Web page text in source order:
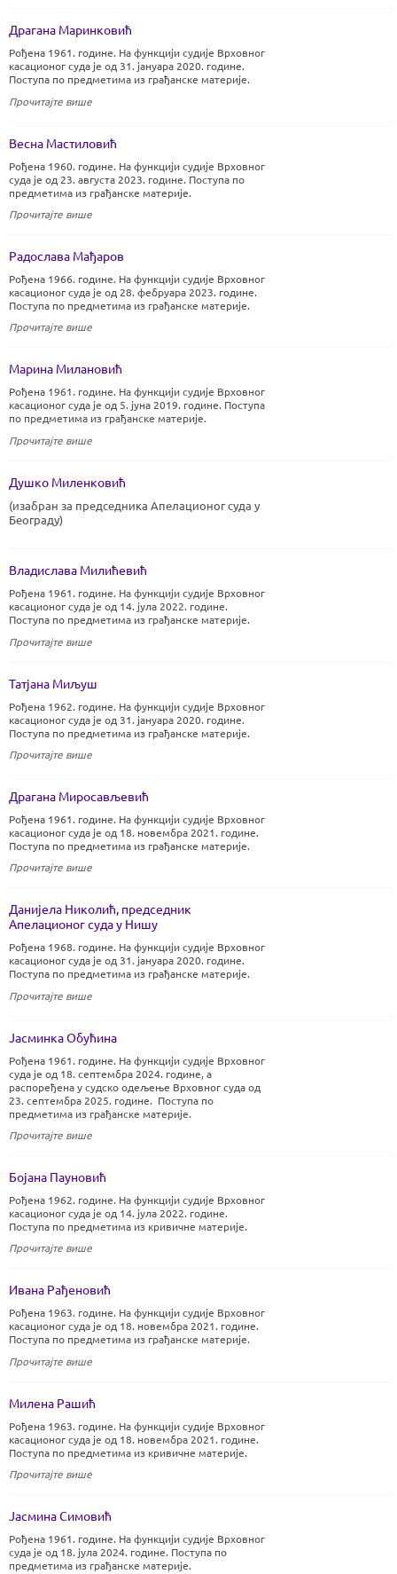
Драгана Маринковић
Рођена 1961. године. На функцији судије Врховног
касационог суда је од 31. јануара 2020. године.
Поступа по предметима из грађанске материје.
Прочитајте више
Весна Мастиловић
Рођена 1960. године. На функцији судије Врховног
суда је од 23. августа 2023. године. Поступа по
предметима из грађанске материје.
Прочитајте више
Радослава Мађаров
Рођена 1966. године. На функцији судије Врховног
касационог суда је од 28. фебруара 2023. године.
Поступа по предметима из грађанске материје.
Прочитајте више
Марина Милановић
Рођена 1961. године. На функцији судије Врховног
касационог суда је од 5. јуна 2019. године. Поступа
по предметима из грађанске материје.
Прочитајте више
Душко Миленковић
(изабран за председника Апелационог суда у
Београду)
Владислава Милићевић
Рођена 1961. године. На функцији судије Врховног
касационог суда је од 14. јула 2022. године.
Поступа по предметима из грађанске материје.
Прочитајте више
Татјана Миљуш
Рођена 1962. године. На функцији судије Врховног
касационог суда је од 31. јануара 2020. године.
Поступа по предметима из грађанске материје.
Прочитајте више
Драгана Миросављевић
Рођена 1961. године. На функцији судије Врховног
касационог суда је од 18. новембра 2021. године.
Поступа по предметима из грађанске материје.
Прочитајте више
Данијела Николић, председник
Апелационог суда у Нишу
Рођена 1968. године. На функцији судије Врховног
касационог суда је од 31. јануара 2020. године.
Поступа по предметима из грађанске материје.
Прочитајте више
Јасминка Обућина
Рођена 1961. године. На функцији судије Врховног
суда је од 18. септембра 2024. године, а
распоређена у судско одељење Врховног суда од
23. септембра 2025. године. Поступа по
предметима из грађанске материје.
Прочитајте више
Бојана Пауновић
Рођена 1962. године. На функцији судије Врховног
касационог суда је од 14. јула 2022. године.
Поступа по предметима из кривичне материје.
Прочитајте више
Ивана Рађеновић
Рођена 1963. године. На функцији судије Врховног
касационог суда је од 18. новембра 2021. године.
Поступа по предметима из грађанске материје.
Прочитајте више
Милена Рашић
Рођена 1963. године. На функцији судије Врховног
касационог суда је од 18. новембра 2021. године.
Поступа по предметима из кривичне материје.
Прочитајте више
Јасмина Симовић
Рођена 1961. године. На функцији судије Врховног
суда је од 18. јула 2024. године. Поступа по
предметима из грађанске материје.